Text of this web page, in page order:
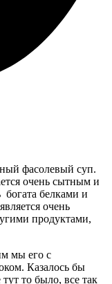
фасолевый суп.
очень сытным и
богата белками и
очень
продуктами,
мы его с
Казалось бы
то было, все так